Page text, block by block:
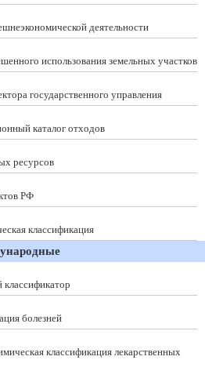
деятельности
использования земельных участков
государственного управления
каталог отходов
ресурсов
РФ
классификация
болезней
классификация лекарственных